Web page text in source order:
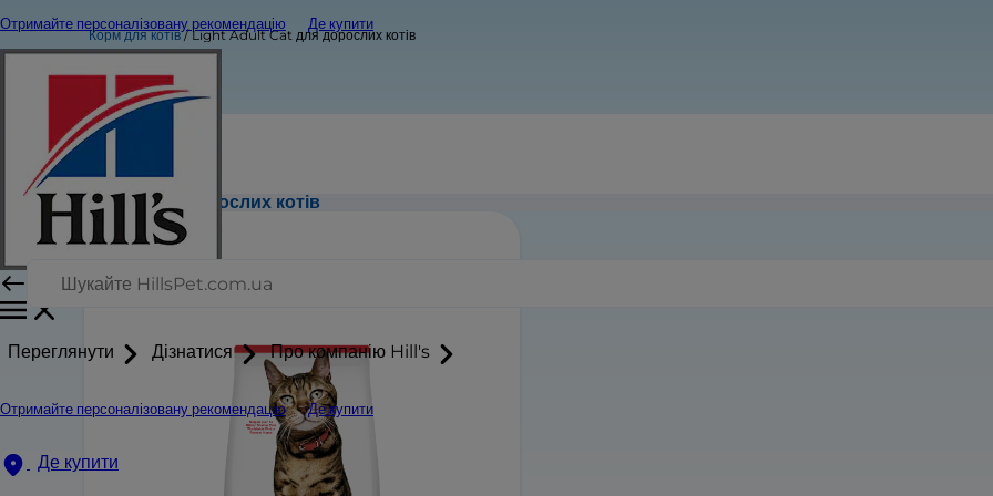
Отримайте персоналізовану рекомендацію Де купити
Переглянути Дізнатися Про компанію Hill's
Отримайте персоналізовану рекомендацію Де купити
Де купити
Корм для котів Light Adult Cat для дорослих котів
Light Adult Cat для дорослих котів